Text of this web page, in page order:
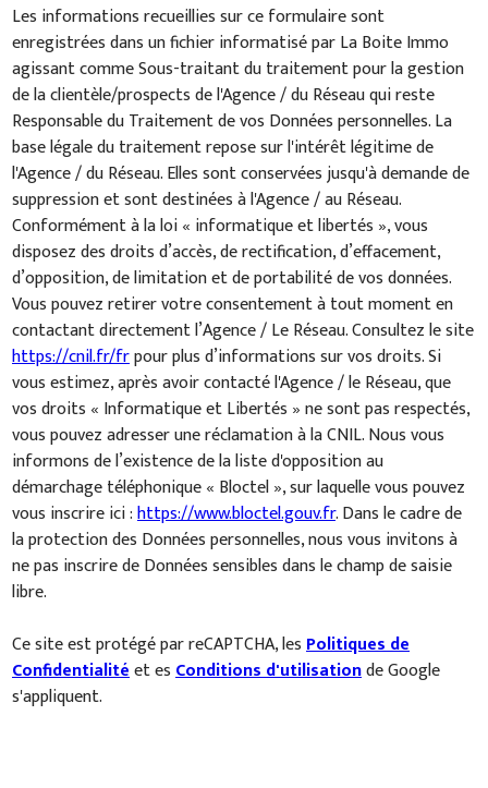
Les informations recueillies sur ce formulaire sont
enregistrées dans un fichier informatisé par La Boite Immo
agissant comme Sous-traitant du traitement pour la gestion
de la clientèle/prospects de l'Agence / du Réseau qui reste
Responsable du Traitement de vos Données personnelles. La
base légale du traitement repose sur l'intérêt légitime de
l'Agence / du Réseau. Elles sont conservées jusqu'à demande de
suppression et sont destinées à l'Agence / au Réseau.
Conformément à la loi « informatique et libertés », vous
disposez des droits d’accès, de rectification, d’effacement,
d’opposition, de limitation et de portabilité de vos données.
Vous pouvez retirer votre consentement à tout moment en
contactant directement l’Agence / Le Réseau. Consultez le site
https://cnil.fr/frpour plus d’informations sur vos droits. Si
vous estimez, après avoir contacté l'Agence / le Réseau, que
vos droits « Informatique et Libertés » ne sont pas respectés,
vous pouvez adresser une réclamation à la CNIL. Nous vous
informons de l’existence de la liste d'opposition au
démarchage téléphonique « Bloctel », sur laquelle vous pouvez
vous inscrire ici :https://www.bloctel.gouv.fr. Dans le cadre de
la protection des Données personnelles, nous vous invitons à
ne pas inscrire de Données sensibles dans le champ de saisie
libre.
Ce site est protégé par reCAPTCHA, lesPolitiques de
Confidentialitéet esConditions d'utilisationde Google
s'appliquent.